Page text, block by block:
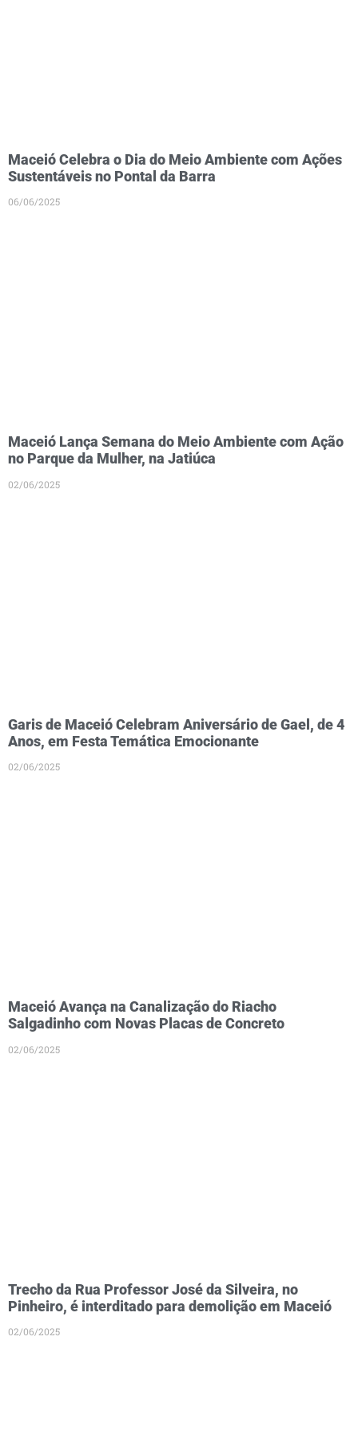
Maceió Celebra o Dia do Meio Ambiente com Ações
Sustentáveis no Pontal da Barra
06/06/2025
Maceió Lança Semana do Meio Ambiente com Ação
no Parque da Mulher, na Jatiúca
02/06/2025
Garis de Maceió Celebram Aniversário de Gael, de 4
Anos, em Festa Temática Emocionante
02/06/2025
Maceió Avança na Canalização do Riacho
Salgadinho com Novas Placas de Concreto
02/06/2025
Trecho da Rua Professor José da Silveira, no
Pinheiro, é interditado para demolição em Maceió
02/06/2025